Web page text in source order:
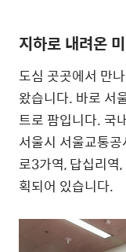
지하로 내려온
도심 곳곳에서 만
왔습니다. 바로 서
트로 팜입니다. 국
서울시 서울교통
로3가역, 답십리역
획되어 있습니다.